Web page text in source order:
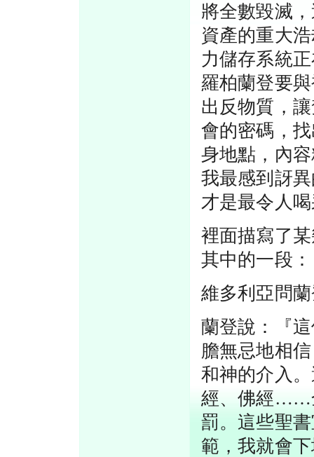
將全數毀滅
資產的重大
力儲存系統
羅柏蘭登要
出反物質，
會的密碼，
身地點，內
我最感到訝
才是最令人
裡面描寫了
其中的一段：
維多利亞問
蘭登說：『
膽無忌地相
和神的介入
經、佛經……
罰。這些聖
範，我就會